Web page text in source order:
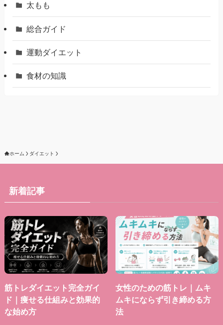
太もも
総合ガイド
運動ダイエット
食材の知識
ホーム ダイエット
新着記事
筋トレダイエット完全ガイ
ド｜痩せる仕組みと効果的
な始め方
女性のための筋トレ｜ムキ
ムキにならず引き締める方
法